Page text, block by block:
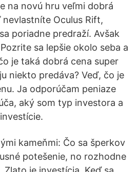
na novú hru veľmi dobrá
Oculus Rift,
poriadne predraží. Avšak
sa lepšie okolo seba a
je taká dobrá cena super
niekto predáva? Veď, čo je
Ja odporúčam peniaze
aký som typ investora a
kameňmi: Čo sa šperkov
potešenie, no rozhodne